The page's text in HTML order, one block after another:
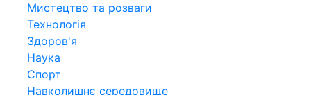
Мистецтво та розваги
Технологія
Здоров'я
Наука
Спорт
Навколишнє середовище